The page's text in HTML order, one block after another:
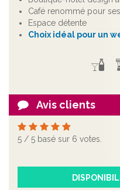
Café renommé pour
Espace détente
Choix idéal pour un
Avis clients
5 / 5 basé sur 6 votes.